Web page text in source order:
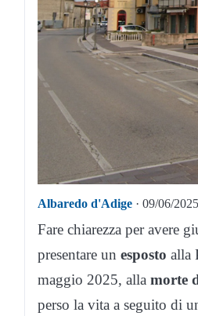
Albaredo d'Adige · 09/06/
Fare chiarezza per avere
presentare un esposto alla
maggio 2025, alla morte
perso la vita a seguito di